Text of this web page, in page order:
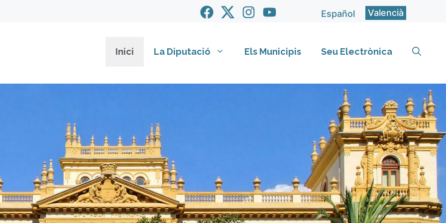
Español Valencià
Inici La Diputació Els Municipis Seu Electrònica